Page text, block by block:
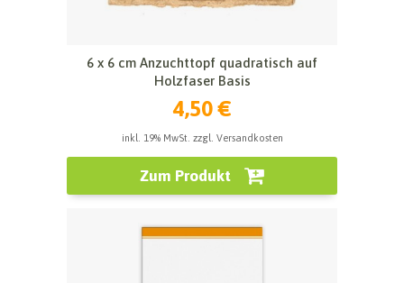
6 x 6 cm Anzuchttopf quadratisch auf
Holzfaser Basis
4,50 €
inkl. 19% MwSt. zzgl. Versandkosten
Zum Produkt